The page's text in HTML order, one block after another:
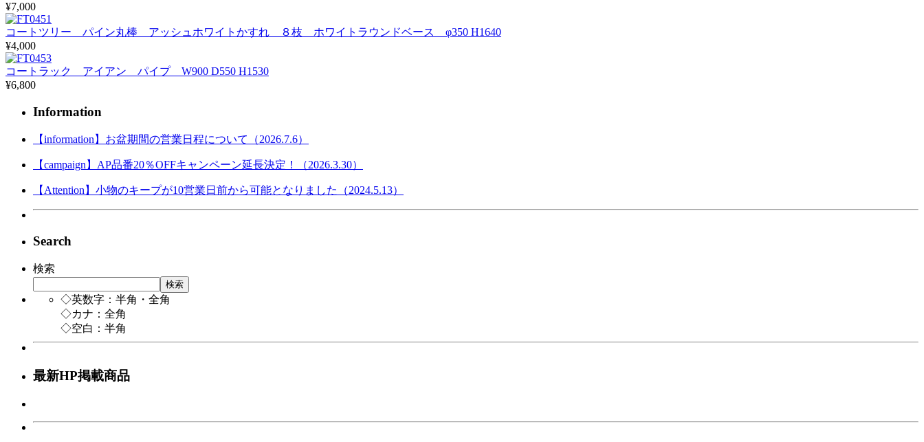
¥7,000
コートツリー パイン丸棒 アッシュホワイトかすれ ８枝 ホワイトラウンドベース φ350 H1640
¥4,000
コートラック アイアン パイプ W900 D550 H1530
¥6,800
Information
【information】お盆期間の営業日程について（2026.7.6）
【campaign】AP品番20％OFFキャンペーン延長決定！（2026.3.30）
【Attention】小物のキープが10営業日前から可能となりました（2024.5.13）
Search
検索
検索
◇英数字：半角・全角
◇カナ：全角
◇空白：半角
最新HP掲載商品